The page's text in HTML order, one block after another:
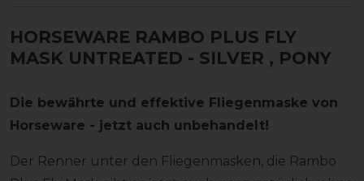
HORSEWARE RAMBO PLUS FLY
MASK UNTREATED - SILVER , PONY
Die bewährte und effektive Fliegenmaske von
Horseware - jetzt auch unbehandelt!
Der Renner unter den Fliegenmasken, die Rambo